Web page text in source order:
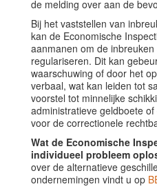
de melding over aan de
Bij het vaststellen van
kan de Economische
aanmanen om de
regulariseren. Dit kan
waarschuwing of door het
verbaal, wat kan leiden tot
voorstel tot minnelijke
administratieve geldboete
voor de correctionele
Wat de Economische
individueel probleem
over de alternatieve
ondernemingen vindt u op